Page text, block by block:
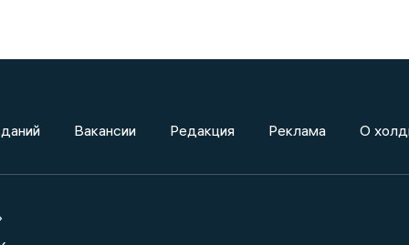
Вакансии Редакция Реклама О